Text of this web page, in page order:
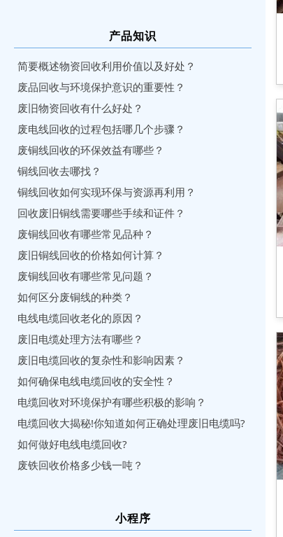
产品知识
简要概述物资回收利用价值以及好处？
废品回收与环境保护意识的重要性？
废旧物资回收有什么好处？
废电线回收的过程包括哪几个步骤？
废铜线回收的环保效益有哪些？
铜线回收去哪找？
铜线回收如何实现环保与资源再利用？
回收废旧铜线需要哪些手续和证件？
废铜线回收有哪些常见品种？
废旧铜线回收的价格如何计算？
废铜线回收有哪些常见问题？
如何区分废铜线的种类？
电线电缆回收老化的原因？
废旧电缆处理方法有哪些？
废旧电缆回收的复杂性和影响因素？
如何确保电线电缆回收的安全性？
电缆回收对环境保护有哪些积极的影响？
电缆回收大揭秘!你知道如何正确处理废旧电缆吗?
如何做好电线电缆回收?
废铁回收价格多少钱一吨？
小程序